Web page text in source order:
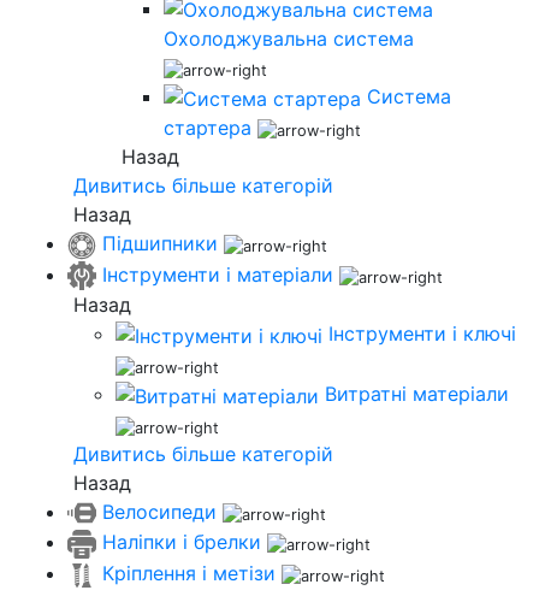
Охолоджувальна система
Система
стартера
Назад
Дивитись більше категорій
Назад
Підшипники
Інструменти і матеріали
Назад
Інструменти і ключі
Витратні матеріали
Дивитись більше категорій
Назад
Велосипеди
Наліпки і брелки
Кріплення і метізи